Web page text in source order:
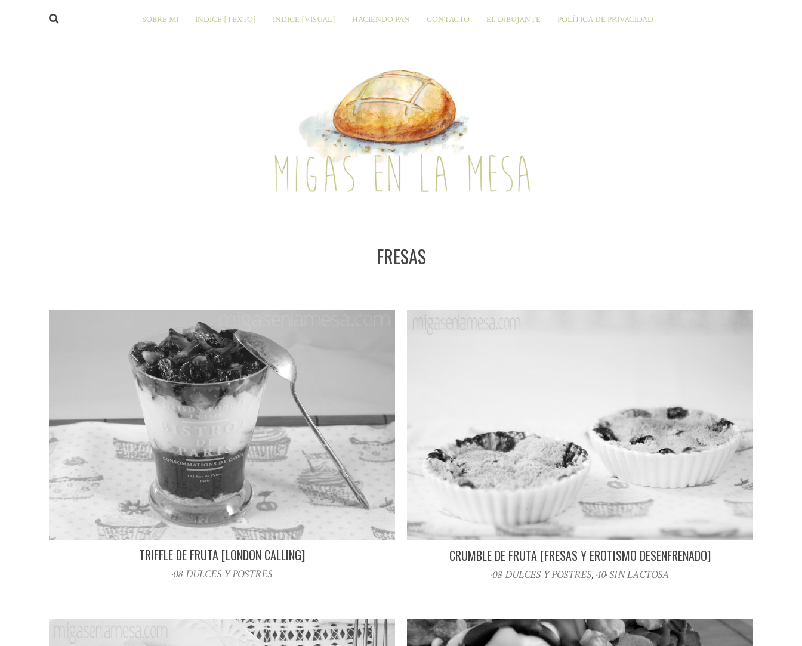
SOBRE MÍ INDICE [TEXTO] INDICE [VISUAL] HACIENDO PAN CONTACTO EL DIBUJANTE POLÍTICA DE PRIVACIDAD
FRESAS
TRIFFLE DE FRUTA [LONDON CALLING]
·08· DULCES Y POSTRES
CRUMBLE DE FRUTA [FRESAS Y EROTISMO DESENFRENADO]
·08· DULCES Y POSTRES, ·10· SIN LACTOSA